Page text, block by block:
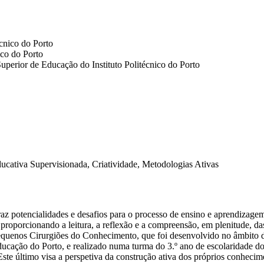
do Porto
do Porto
de Educação do Instituto Politécnico do Porto
Supervisionada, Criatividade, Metodologias Ativas
potencialidades e desafios para o processo de ensino e
a leitura, a reflexão e a compreensão, em plenitude,
Cirurgiões do Conhecimento, que foi desenvolvido no
do Porto, e realizado numa turma do 3.º ano de escolaridade
último visa a perspetiva da construção ativa dos próprios